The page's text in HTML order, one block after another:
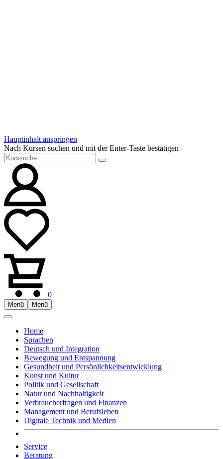
Hauptinhalt anspringen
Nach Kursen suchen und mit der Enter-Taste bestätigen
0
Menü Menü
Home
Sprachen
Deutsch und Integration
Bewegung und Entspannung
Gesundheit und Persönlichkeitsentwicklung
Kunst und Kultur
Politik und Gesellschaft
Natur und Nachhaltigkeit
Verbraucherfragen und Finanzen
Management und Berufsleben
Digitale Technik und Medien
Service
Beratung